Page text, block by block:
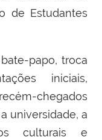
de Estudantes
papo, troca
iniciais,
chegados
universidade, a
culturais e